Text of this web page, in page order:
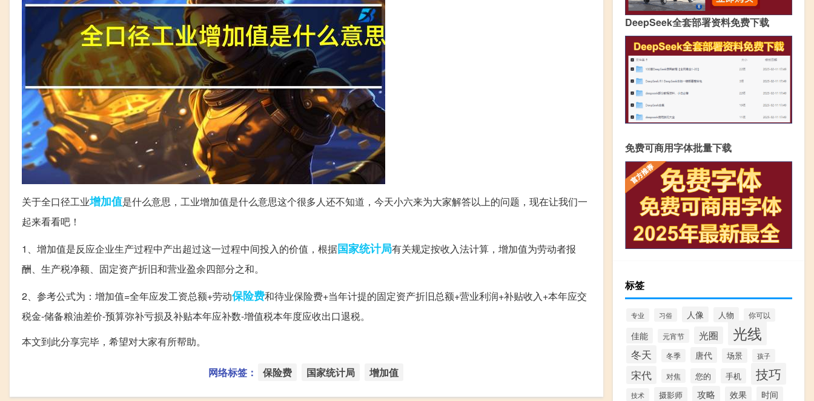
关于全口径工业增加值是什么意思，工业增加值是什么意思这个很多人还不知道，今天小六来为大家解答以上的问题，现在让我们一
起来看看吧！
1、增加值是反应企业生产过程中产出超过这一过程中间投入的价值，根据国家统计局有关规定按收入法计算，增加值为劳动者报
酬、生产税净额、固定资产折旧和营业盈余四部分之和。
2、参考公式为：增加值=全年应发工资总额+劳动保险费和待业保险费+当年计提的固定资产折旧总额+营业利润+补贴收入+本年应交
税金-储备粮油差价-预算弥补亏损及补贴本年应补数-增值税本年度应收出口退税。
本文到此分享完毕，希望对大家有所帮助。
网络标签： 保险费 国家统计局 增加值
DeepSeek全套部署资料免费下载
免费可商用字体批量下载
标签
专业 习俗 人像 人物 你可以
佳能 元宵节 光圈 光线
冬天 冬季 唐代 场景 孩子
宋代 对焦 您的 手机 技巧
技术 摄影师 攻略 效果 时间